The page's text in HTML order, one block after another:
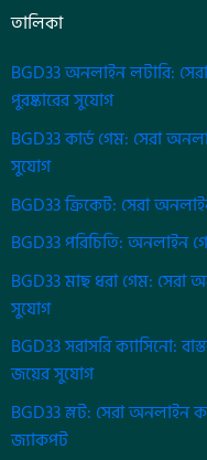
তালিকা
BGD33 অনলাইন লটারি:
পুরষ্কারের সুযোগ
BGD33 কার্ড গেম: সেরা
সুযোগ
BGD33 ক্রিকেট: সেরা
BGD33 পরিচিতি: অনলাইন
BGD33 মাছ ধরা গেম: সেরা
সুযোগ
BGD33 সরাসরি ক্যাসিনো:
জয়ের সুযোগ
BGD33 স্লট: সেরা অনলাইন
জ্যাকপট